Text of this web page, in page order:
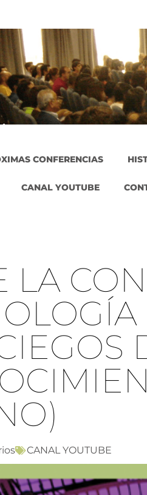
CONFERENCIAS
CANAL YOUTUBE
LA
CANAL YOUTUBE